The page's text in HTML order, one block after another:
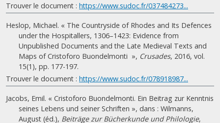
Trouver le document : https://www.sudoc.fr/037484273...
Heslop, Michael. « The Countryside of Rhodes and Its Defences
under the Hospitallers, 1306–1423: Evidence from
Unpublished Documents and the Late Medieval Texts and
Maps of Cristoforo Buondelmonti », Crusades, 2016, vol.
15(1), pp. 177-197.
Trouver le document : https://www.sudoc.fr/078918987...
Jacobs, Emil. « Cristoforo Buondelmonti. Ein Beitrag zur Kenntnis
seines Lebens und seiner Schriften », dans : Wilmanns,
August (éd.), Beiträge zur Bücherkunde und Philologie,